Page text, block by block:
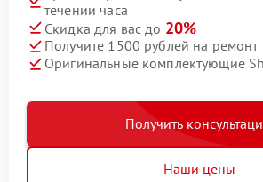
течении часа
Скидка для вас до 20%
Получите 1500 рублей на ремонт
Оригинальные комплектующие
Получить
Наши цены